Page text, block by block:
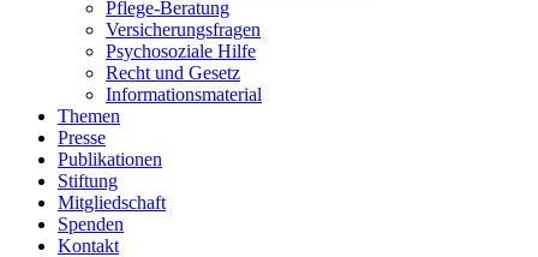
Pflege-Beratung
Versicherungsfragen
Psychosoziale Hilfe
Recht und Gesetz
Informationsmaterial
Themen
Presse
Publikationen
Stiftung
Mitgliedschaft
Spenden
Kontakt